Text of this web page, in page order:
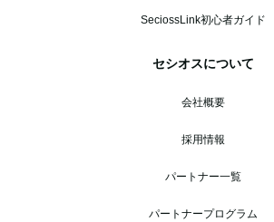
SeciossLink初心者ガイド
セシオスについて
会社概要
採用情報
パートナー一覧
パートナープログラム